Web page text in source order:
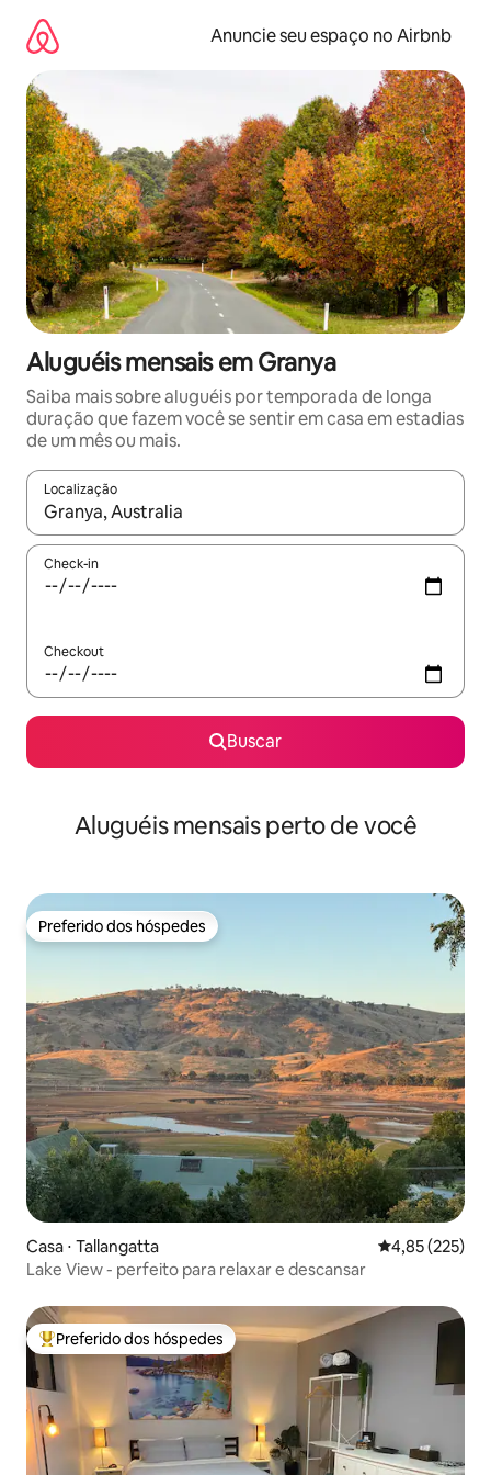
para
conteúdo
Anuncie seu espaço no Airbnb
Aluguéis mensais em Granya
Saiba mais sobre aluguéis por temporada de longa
duração que fazem você se sentir em casa em estadias
de um mês ou mais.
Localização
Quando os resultados estiverem disponíveis, explore-os
Check-in
Checkout
Buscar
Aluguéis mensais perto de você
Preferido dos hóspedes
Preferido dos hóspedes
Casa ⋅ Tallangatta 4,85 de uma
4,85 (225)
Lake View - perfeito para relaxar e descansar
Entre os melhores preferidos dos hóspedes
Preferido dos hóspedes